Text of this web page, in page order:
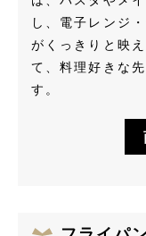
し、電子レンジ
がくっきりと映
て、料理好きな
す。